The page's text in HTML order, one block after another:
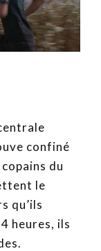
confiné
du
le
qu’ils
heures, ils